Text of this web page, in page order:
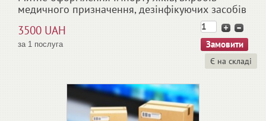
медичного призначення, дезінфікуючих засобів
3500 UAH
за 1 послуга
Є на складі